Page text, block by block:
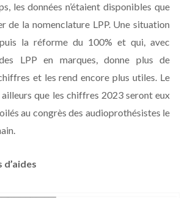
les données n’étaient disponibles que
de la nomenclature LPP. Une situation
la réforme du 100% et qui, avec
LPP en marques, donne plus de
et les rend encore plus utiles. Le
que les chiffres 2023 seront eux
au congrès des audioprothésistes le